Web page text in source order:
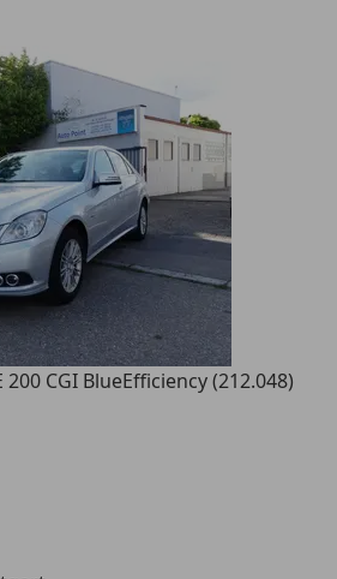
200 CGI BlueEfficiency (212.048)